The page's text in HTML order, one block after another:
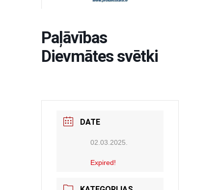
Paļāvības
Dievmātes svētki
DATE
02.03.2025.
Expired!